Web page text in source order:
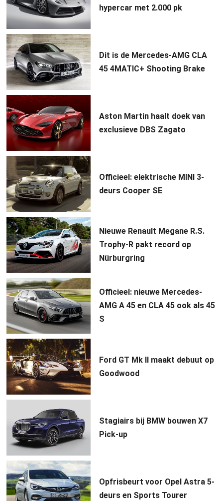
hypercar met 2.000 pk
Dit is de Mercedes-AMG CLA
45 4MATIC+ Shooting Brake
Aston Martin haalt doek van
exclusieve DBS Zagato
Officieel: elektrische MINI 3-
deurs Cooper SE
Nieuwe Renault Megane R.S.
Trophy-R pakt record op
Nürburgring
Officieel: nieuwe Mercedes-
AMG A 45 en CLA 45 ook als 45
S
Ford GT Mk II maakt debuut op
Goodwood
Stagiairs bij BMW bouwen X7
Pick-up
Opfrisbeurt voor Opel Astra 5-
deurs en Sports Tourer